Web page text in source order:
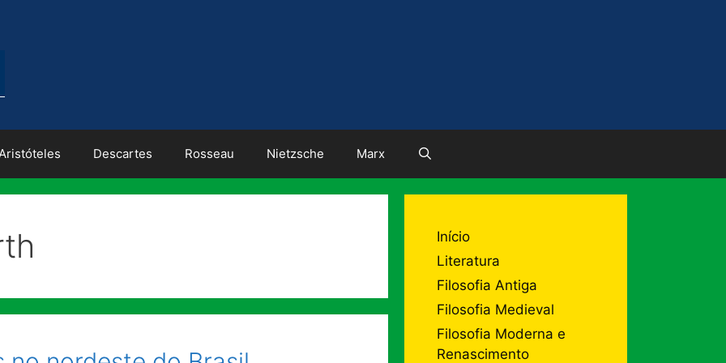
Descartes Rosseau Nietzsche Marx
Início
Literatura
Filosofia Antiga
Filosofia Medieval
Filosofia Moderna e
Renascimento